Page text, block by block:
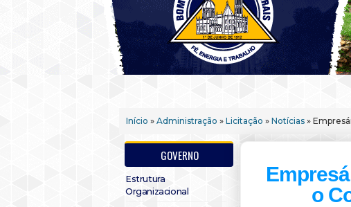
Início » Administração » Licitação » Notícias »
GOVERNO
Estrutura
Organizacional
o